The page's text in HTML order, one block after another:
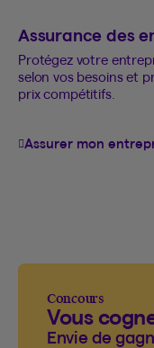
Assurance des
Protégez votre
selon vos besoins et
prix compétitifs.
Assurer mon
Concours
Vous
Envie de